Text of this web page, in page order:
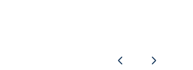
Pagina precedentePagina successiva